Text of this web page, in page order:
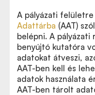
A pályázati felületre
Adattárba (AAT)
belépni. A pályázati
benyújtó kutatóra
adatokat átveszi,
AAT-ben kell és
adatok használata
AAT-ben tárolt